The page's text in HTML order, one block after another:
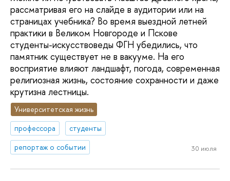
рассматривая его на слайде в аудитории или на
страницах учебника? Во время выездной летней
практики в Великом Новгороде и Пскове
студенты-искусствоведы ФГН убедились, что
памятник существует не в вакууме. На его
восприятие влияют ландшафт, погода, современная
религиозная жизнь, состояние сохранности и даже
крутизна лестницы.
Университетская жизнь
профессора
студенты
репортаж о событии
30 июля